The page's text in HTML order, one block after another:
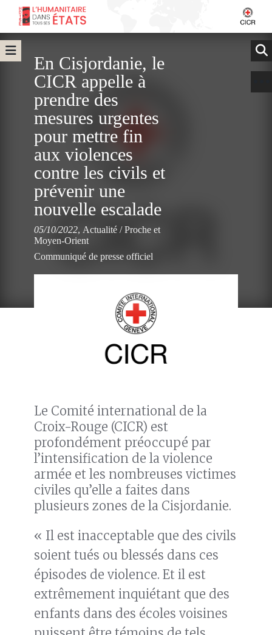
En Cisjordanie, le
CICR appelle à
prendre des
mesures urgentes
pour mettre fin
aux violences
contre les civils et
prévenir une
nouvelle escalade
05/10/2022, Actualité /Proche et
Moyen-Orient
Communiqué de presse officiel
Le Comité international de la
Croix-Rouge (CICR) est
profondément préoccupé par
l’intensification de la violence
armée et les nombreuses victimes
civiles qu’elle a faites dans
plusieurs zones de la Cisjordanie.
« Il est inacceptable que des civils
soient tués ou blessés dans ces
épisodes de violence. Et il est
extrêmement inquiétant que des
enfants dans des écoles voisines